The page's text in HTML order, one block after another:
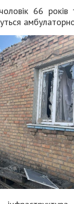
66